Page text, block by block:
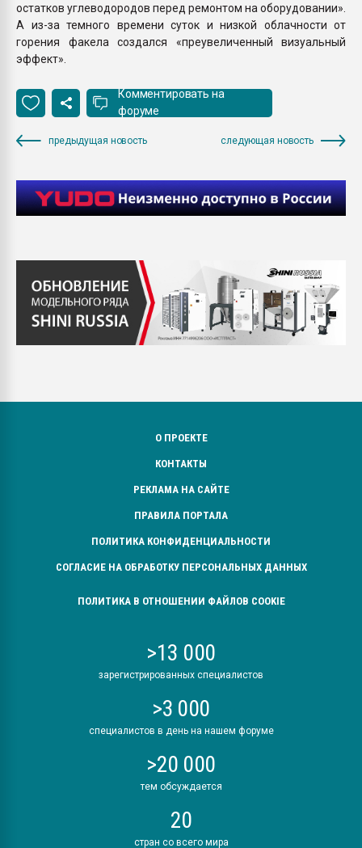
остатков углеводородов перед ремонтом на оборудовании».
А из-за темного времени суток и низкой облачности от
горения факела создался «преувеличенный визуальный
эффект».
Комментировать на
форуме
предыдущая новость следующая новость
О ПРОЕКТЕ
КОНТАКТЫ
РЕКЛАМА НА САЙТЕ
ПРАВИЛА ПОРТАЛА
ПОЛИТИКА КОНФИДЕНЦИАЛЬНОСТИ
СОГЛАСИЕ НА ОБРАБОТКУ ПЕРСОНАЛЬНЫХ ДАННЫХ
ПОЛИТИКА В ОТНОШЕНИИ ФАЙЛОВ COOKIE
>13 000
зарегистрированных специалистов
>3 000
специалистов в день на нашем форуме
>20 000
тем обсуждается
20
стран со всего мира